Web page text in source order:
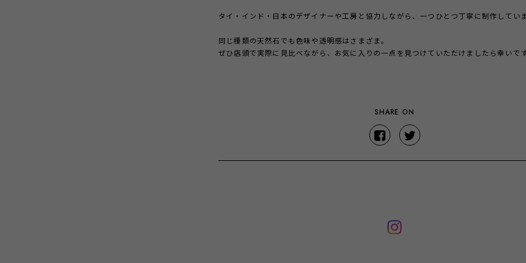
タイ・インド・日本のデザイナーや工房と協力しながら、一つひとつ丁寧に制作していま
同じ種類の天然石でも色味や透明感はさまざま。
ぜひ店頭で実際に見比べながら、お気に入りの一点を見つけていただけましたら幸いです
SHARE ON